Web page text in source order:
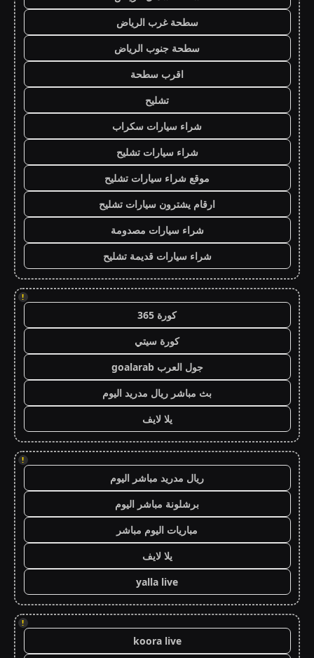
سطحة غرب الرياض
سطحة جنوب الرياض
اقرب سطحة
تشليح
شراء سيارات سكراب
شراء سيارات تشليح
موقع شراء سيارات تشليح
ارقام يشترون سيارات تشليح
شراء سيارات مصدومة
شراء سيارات قديمة تشليح
!
كورة 365
كورة سيتي
جول العرب goalarab
بث مباشر ريال مدريد اليوم
يلا لايف
!
ريال مدريد مباشر اليوم
برشلونة مباشر اليوم
مباريات اليوم مباشر
يلا لايف
yalla live
!
koora live